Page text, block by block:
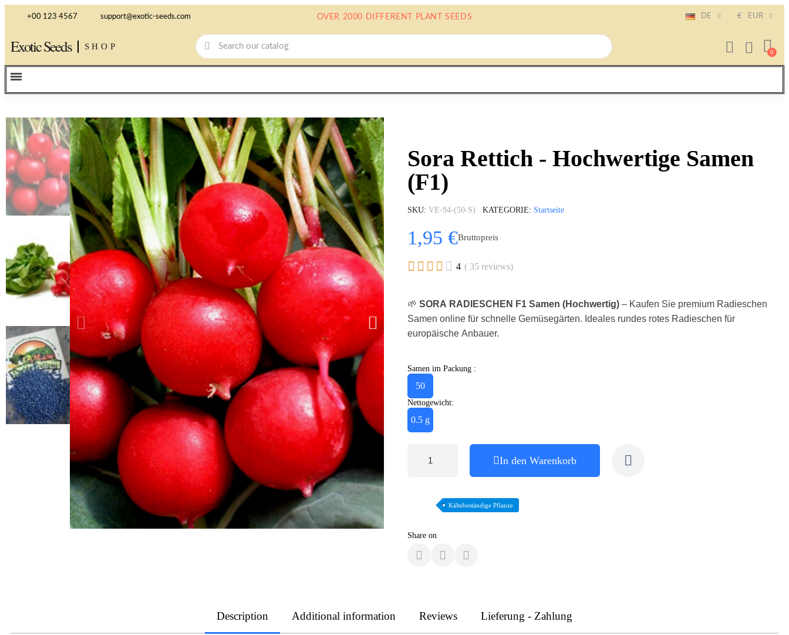
+00 123 4567 support@exotic-seeds.com OVER 2000 DIFFERENT PLANT SEEDS DE € EUR
Exotic Seeds SHOP
Sora Rettich - Hochwertige Samen
(F1)
SKU VE-94-(50-S) KATEGORIE Startseite
1,95 €Bruttopreis
     4 ( 35 reviews)
🌱 SORA RADIESCHEN F1 Samen (Hochwertig) – Kaufen Sie premium Radieschen
Samen online für schnelle Gemüsegärten. Ideales rundes rotes Radieschen für
europäische Anbauer.
Samen im Packung :
50
Nettogewicht:
0.5 g
In den Warenkorb
Kältebeständige Pflanze
Share on
Description Additional information Reviews Lieferung - Zahlung